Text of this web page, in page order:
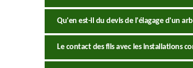
Qu'en est-il du devis de l'élagage d'un
Le contact des fils avec les installations